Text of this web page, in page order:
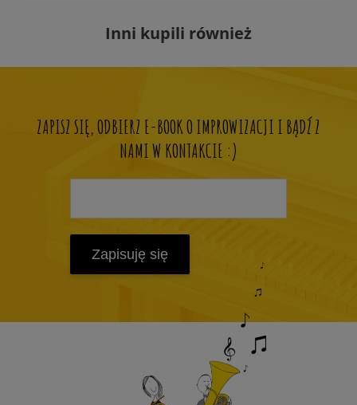
Inni kupili również
ZAPISZ SIĘ, ODBIERZ E-BOOK O IMPROWIZACJI I BĄDŹ Z
NAMI W KONTAKCIE :)
Zapisuję się